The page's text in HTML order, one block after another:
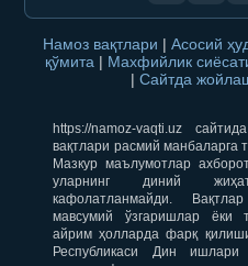
Намоз вақтлари | Асосий
қўмита | Махфийлик
| Сайтда
https://namoz-vaqti.uz
вақтлари расмий манбаларга
Мазкур маълумотлар
уларнинг диний
кафолатланмайди.
мавсумий ўзгаришлар ёки
айрим ҳолларда фарқ
Республикаси Дин ишлари